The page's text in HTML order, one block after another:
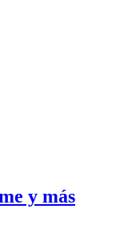
y más